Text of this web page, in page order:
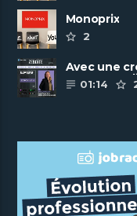
Monoprix
2
Avec une
groupe
01:14